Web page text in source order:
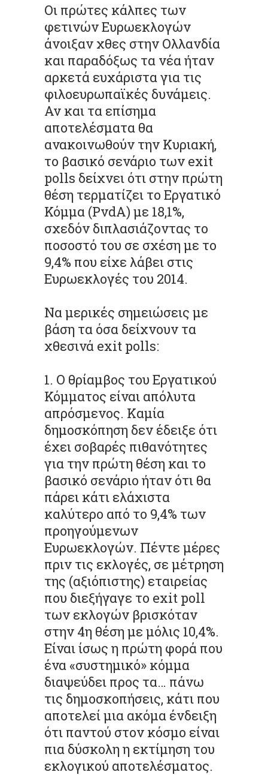
Οι πρώτες κάλπες των
φετινών Ευρωεκλογών
άνοιξαν χθες στην Ολλανδία
και παραδόξως τα νέα ήταν
αρκετά ευχάριστα για τις
φιλοευρωπαϊκές δυνάμεις.
Αν και τα επίσημα
αποτελέσματα θα
ανακοινωθούν την Κυριακή,
το βασικό σενάριο των exit
polls δείχνει ότι στην πρώτη
θέση τερματίζει το Εργατικό
Κόμμα (PvdA) με 18,1%,
σχεδόν διπλασιάζοντας το
ποσοστό του σε σχέση με το
9,4% που είχε λάβει στις
Ευρωεκλογές του 2014.
Να μερικές σημειώσεις με
βάση τα όσα δείχνουν τα
χθεσινά exit polls:
1. Ο θρίαμβος του Εργατικού
Κόμματος είναι απόλυτα
απρόσμενος. Καμία
δημοσκόπηση δεν έδειξε ότι
έχει σοβαρές πιθανότητες
για την πρώτη θέση και το
βασικό σενάριο ήταν ότι θα
πάρει κάτι ελάχιστα
καλύτερο από το 9,4% των
προηγούμενων
Ευρωεκλογών. Πέντε μέρες
πριν τις εκλογές, σε μέτρηση
της (αξιόπιστης) εταιρείας
που διεξήγαγε το exit poll
των εκλογών βρισκόταν
στην 4η θέση με μόλις 10,4%.
Είναι ίσως η πρώτη φορά που
ένα «συστημικό» κόμμα
διαψεύδει προς τα… πάνω
τις δημοσκοπήσεις, κάτι που
αποτελεί μια ακόμα ένδειξη
ότι παντού στον κόσμο είναι
πια δύσκολη η εκτίμηση του
εκλογικού αποτελέσματος.